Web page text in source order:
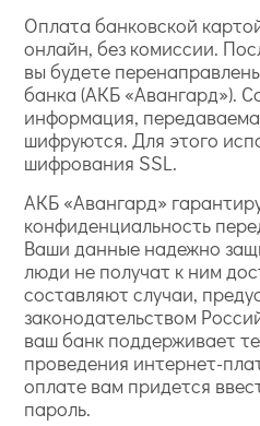
Оплата банковской
онлайн, без комиссии.
вы будете
банка (АКБ «Авангард»).
информация,
шифруются. Для этого
шифрования SSL.
АКБ «Авангард»
конфиденциальность
Ваши данные надежно
люди не получат к ним
составляют случаи,
законодательством
ваш банк поддерживает
проведения интернет-
оплате вам придется
пароль.